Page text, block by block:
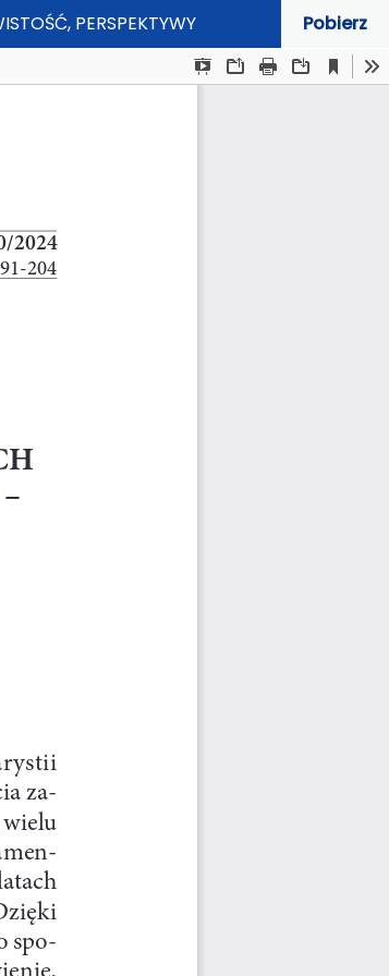
PERSPEKTYWY Pobierz